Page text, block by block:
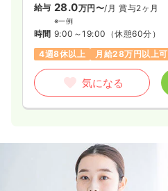
給与 28.0万円〜/月 賞与2ヶ月
※一例
時間 9:00～19:00 （休憩60分）
4週8休以上
月給28万円以上可
気になる